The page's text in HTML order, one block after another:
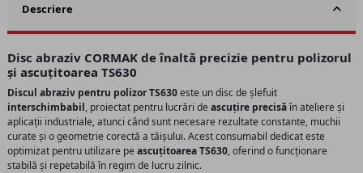
Descriere
Disc abraziv CORMAK de înaltă precizie pentru polizorul
și ascuțitoarea TS630
Discul abraziv pentru polizor TS630este un disc de șlefuit
interschimbabil, proiectat pentru lucrări de ascuțire precisăîn ateliere și
aplicații industriale, atunci când sunt necesare rezultate constante, muchii
curate și o geometrie corectă a tăișului. Acest consumabil dedicat este
optimizat pentru utilizare pe ascuțitoarea TS630, oferind o funcționare
stabilă și repetabilă în regim de lucru zilnic.